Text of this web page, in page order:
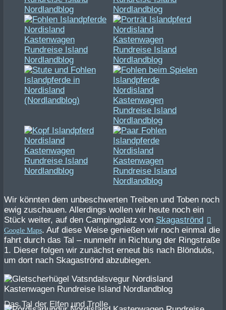
Wir könnten dem unbeschwerten Treiben und Toben noch
ewig zuschauen. Allerdings wollen wir heute noch ein
Stück weiter, auf den Campingplatz von Skagaströnd
. Auf diese Weise genießen wir noch einmal die
fahrt durch das Tal – nunmehr in Richtung der Ringstraße
1. Dieser folgen wir zunächst erneut bis nach Blönduós,
um dort nach Skagaströnd abzubiegen.
Das Tal der Elfen und Trolle